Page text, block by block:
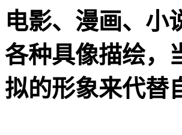
电影、漫画、小
各种具像描绘，
拟的形象来代替